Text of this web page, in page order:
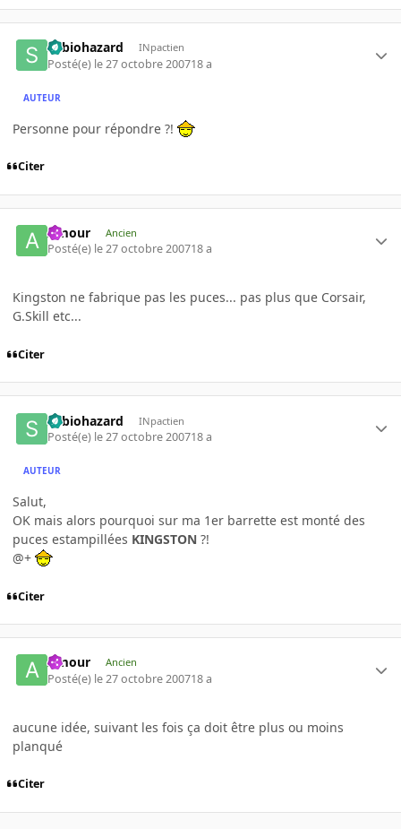
Sebiohazard INpactien
Posté(e) le 27 octobre 200718 a
AUTEUR
Personne pour répondre ?!
Citer
Amour Ancien
Posté(e) le 27 octobre 200718 a
Kingston ne fabrique pas les puces... pas plus que Corsair,
G.Skill etc...
Citer
Sebiohazard INpactien
Posté(e) le 27 octobre 200718 a
AUTEUR
Salut,
OK mais alors pourquoi sur ma 1er barrette est monté des
puces estampillées KINGSTON ?!
@+
Citer
Amour Ancien
Posté(e) le 27 octobre 200718 a
aucune idée, suivant les fois ça doit être plus ou moins
planqué
Citer